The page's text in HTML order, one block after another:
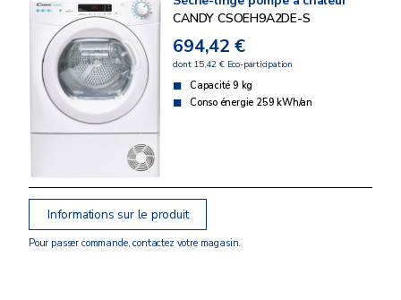
CANDY CSOEH9A2DE-S
694,42 €
dont 15,42 € Eco-participation
Capacité 9 kg
Conso énergie 259 kWh/an
Informations sur le produit
Pour passer commande, contactez votre magasin.